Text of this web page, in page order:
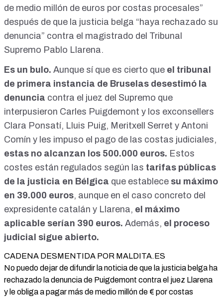
<div>https://www.facebook.com/100045967274761/posts/1
sfnsn=scwspwa&amp;extid=32kIdprmYKEIvd24</div>
<p>LA ALEGR&Iacute;A DEL D&Iacute;A.<br /> ?La
justicia belga ha rechazado la denuncia que Puigdemont
interpuso contra el juez Llarena &nbsp;y le obliga a pagar
m&aacute;s de medio mill&oacute;n de &euro; en concepto
de costas procesales. Conviene darle mayor
difusi&oacute;n posible para compensar la propaganda del
chancro independentista.<br /> &nbsp;Pocas alegrias nos
dan hoy en d&iacute;a pero esta si que, por
sutrascendencia, merece la pena difundirla.<br />
Comparte!!!</p> <p>&nbsp;</p>
<p>https://www.facebook.com/100045967274761/posts/19
4403425435232/?
sfnsn=scwspwa&amp;extid=32kIdprmYKEIvd24</p>
de medio millón de euros por costas procesales”
después de que la justicia belga “haya rechazado su
denuncia” contra el magistrado del Tribunal
Supremo Pablo Llarena.
Es un bulo. Aunque sí que es cierto que el tribunal
de primera instancia de Bruselas desestimó la
denuncia contra el juez del Supremo que
interpusieron Carles Puigdemont y los exconsellers
Clara Ponsatí, Lluis Puig, Meritxell Serret y Antoni
Comín y les impuso el pago de las costas judiciales,
estas no alcanzan los 500.000 euros. Estos
costes están regulados según las tarifas públicas
de la justicia en Bélgica que establece su máximo
en 39.000 euros, aunque en el caso concreto del
expresidente catalán y Llarena, el máximo
aplicable serían 390 euros. Además, el proceso
judicial sigue abierto.
CADENA DESMENTIDA POR MALDITA.ES
No puedo dejar de difundir la noticia de que la justicia belga ha
rechazado la denuncia de Puigdemont contra el juez Llarena
y le obliga a pagar más de medio millón de € por costas